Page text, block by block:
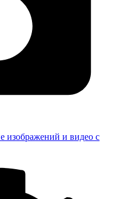
изображений и видео с